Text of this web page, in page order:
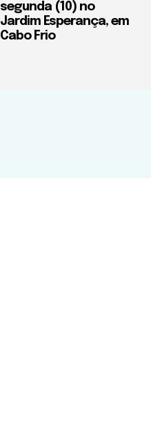
segunda (10) no
Jardim Esperança, em
Cabo Frio